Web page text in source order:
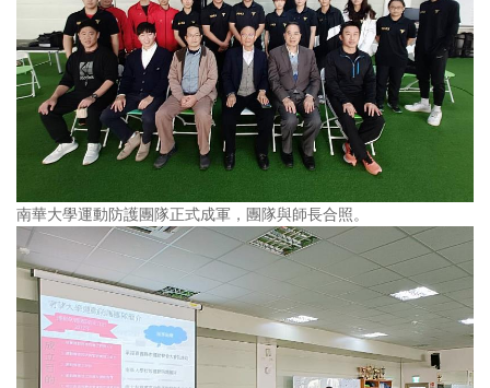
南華大學運動防護團隊正式成軍，團隊與師長合照。